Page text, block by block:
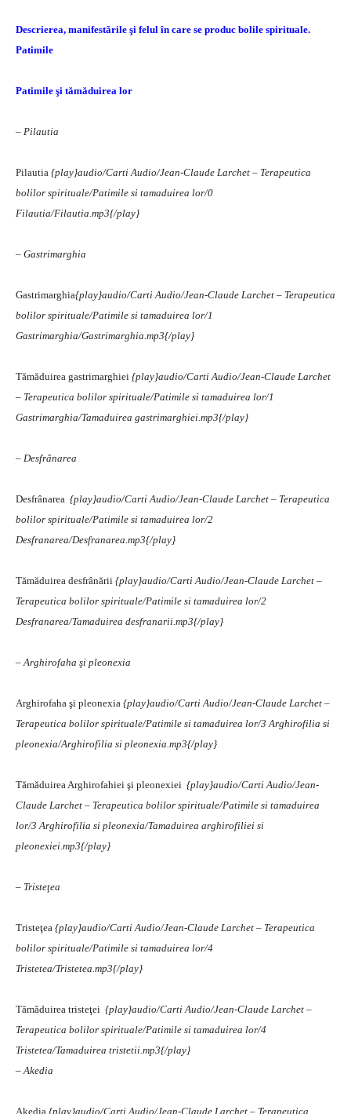
Descrierea, manifestãrile şi felul în care se produc bolile spirituale.
Patimile
Patimile şi tămăduirea lor
– Pilautia
Pilautia {play}audio/Carti Audio/Jean-Claude Larchet – Terapeutica
bolilor spirituale/Patimile si tamaduirea lor/0
Filautia/Filautia.mp3{/play}
– Gastrimarghia
Gastrimarghia{play}audio/Carti Audio/Jean-Claude Larchet – Terapeutica
bolilor spirituale/Patimile si tamaduirea lor/1
Gastrimarghia/Gastrimarghia.mp3{/play}
Tămăduirea gastrimarghiei {play}audio/Carti Audio/Jean-Claude Larchet
– Terapeutica bolilor spirituale/Patimile si tamaduirea lor/1
Gastrimarghia/Tamaduirea gastrimarghiei.mp3{/play}
– Desfrânarea
Desfrânarea {play}audio/Carti Audio/Jean-Claude Larchet – Terapeutica
bolilor spirituale/Patimile si tamaduirea lor/2
Desfranarea/Desfranarea.mp3{/play}
Tămăduirea desfrânării {play}audio/Carti Audio/Jean-Claude Larchet –
Terapeutica bolilor spirituale/Patimile si tamaduirea lor/2
Desfranarea/Tamaduirea desfranarii.mp3{/play}
– Arghirofaha şi pleonexia
Arghirofaha şi pleonexia {play}audio/Carti Audio/Jean-Claude Larchet –
Terapeutica bolilor spirituale/Patimile si tamaduirea lor/3 Arghirofilia si
pleonexia/Arghirofilia si pleonexia.mp3{/play}
Tămăduirea Arghirofahiei şi pleonexiei {play}audio/Carti Audio/Jean-
Claude Larchet – Terapeutica bolilor spirituale/Patimile si tamaduirea
lor/3 Arghirofilia si pleonexia/Tamaduirea arghirofiliei si
pleonexiei.mp3{/play}
– Tristeţea
Tristeţea {play}audio/Carti Audio/Jean-Claude Larchet – Terapeutica
bolilor spirituale/Patimile si tamaduirea lor/4
Tristetea/Tristetea.mp3{/play}
Tămăduirea tristeţei {play}audio/Carti Audio/Jean-Claude Larchet –
Terapeutica bolilor spirituale/Patimile si tamaduirea lor/4
Tristetea/Tamaduirea tristetii.mp3{/play}
– Akedia
Akedia {play}audio/Carti Audio/Jean-Claude Larchet – Terapeutica